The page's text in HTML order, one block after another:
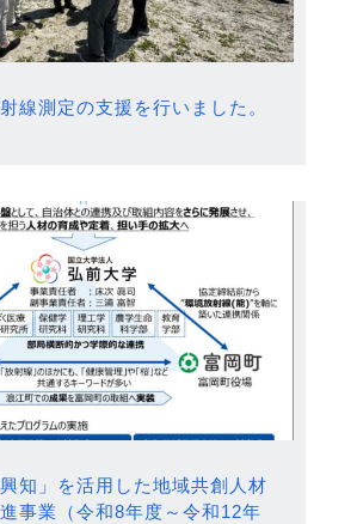
線測定の支援を行いました。
知」を活用した地域共創人材
事業（令和8年度～令和12年